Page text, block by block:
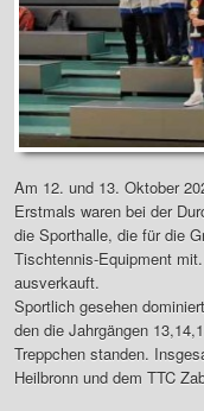
Am 12. und 13. Oktober
Erstmals waren bei der
die Sporthalle, die für die
Tischtennis-Equipment
ausverkauft.
Sportlich gesehen
den die Jahrgängen
Treppchen standen.
Heilbronn und dem TTC